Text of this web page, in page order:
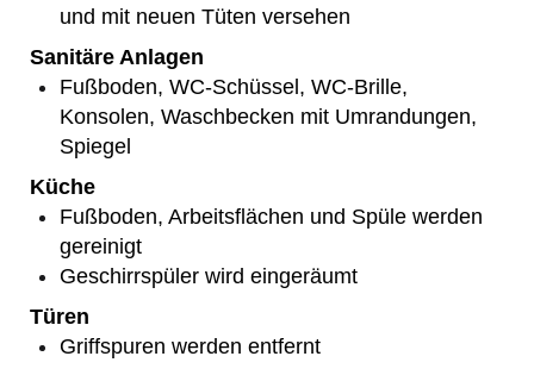
und mit neuen Tüten versehen
Sanitäre Anlagen
Fußboden, WC-Schüssel, WC-Brille,
Konsolen, Waschbecken mit Umrandungen,
Spiegel
Küche
Fußboden, Arbeitsflächen und Spüle werden
gereinigt
Geschirrspüler wird eingeräumt
Türen
Griffspuren werden entfernt